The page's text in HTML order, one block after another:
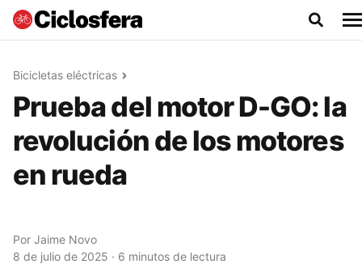
Bicicletas eléctricas
Prueba del motor D-GO: la
revolución de los motores
en rueda
Por Jaime Novo
8 de julio de 2025 · 6 minutos de lectura